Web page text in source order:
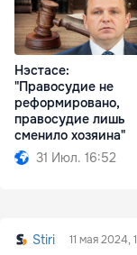
Нэстасе:
"Правосудие не
реформировано,
правосудие лишь
сменило хозяина"
31 Июл. 16:52
Stiri 11 мая 2024,